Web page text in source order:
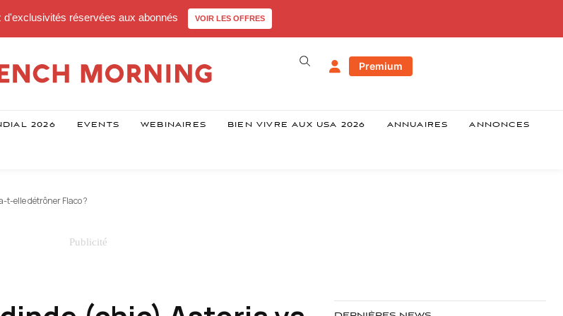
d'exclusivités réservées aux abonnés VOIR LES OFFRES
Premium
2026 EVENTS WEBINAIRES BIEN VIVRE AUX USA 2026 ANNUAIRES ANNONCES
t-elle détrôner Flaco ?